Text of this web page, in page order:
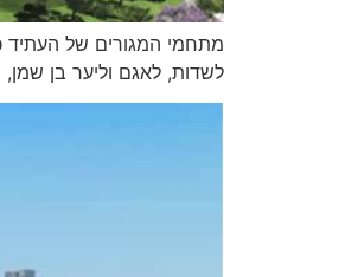
מתחמי המגורים של העתיד
לשדות, לאגם וליער בן